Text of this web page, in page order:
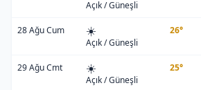
Açık / Güneşli
28 Ağu Cum ☀️
Açık / Güneşli
26°
29 Ağu Cmt ☀️
Açık / Güneşli
25°